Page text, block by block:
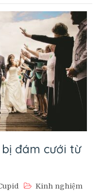
đám cưới từ
Kinh nghiệm